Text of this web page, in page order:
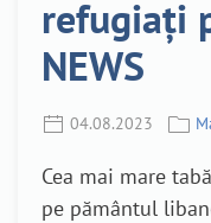
refugiați
NEWS
04.08.2023
Cea mai mare
pe pământul